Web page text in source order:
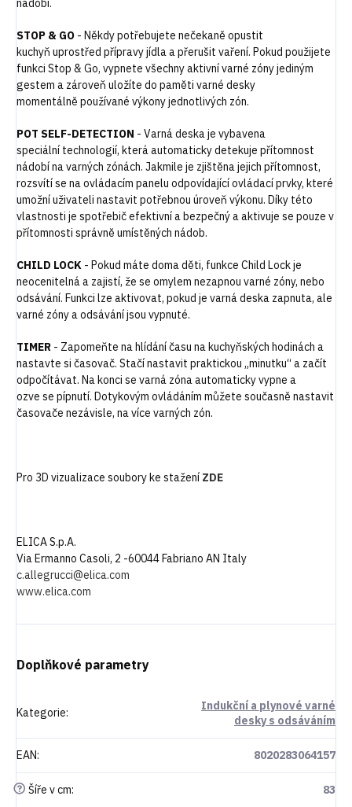
nádobí.
STOP & GO - Někdy potřebujete nečekaně opustit
kuchyň uprostřed přípravy jídla a přerušit vaření. Pokud použijete
funkci Stop & Go, vypnete všechny aktivní varné zóny jediným
gestem a zároveň uložíte do paměti varné desky
momentálně používané výkony jednotlivých zón.
POT SELF-DETECTION - Varná deska je vybavena
speciální technologií, která automaticky detekuje přítomnost
nádobí na varných zónách. Jakmile je zjištěna jejich přítomnost,
rozsvítí se na ovládacím panelu odpovídající ovládací prvky, které
umožní uživateli nastavit potřebnou úroveň výkonu. Díky této
vlastnosti je spotřebič efektivní a bezpečný a aktivuje se pouze v
přítomnosti správně umístěných nádob.
CHILD LOCK - Pokud máte doma děti, funkce Child Lock je
neocenitelná a zajistí, že se omylem nezapnou varné zóny, nebo
odsávání. Funkci lze aktivovat, pokud je varná deska zapnuta, ale
varné zóny a odsávání jsou vypnuté.
TIMER - Zapomeňte na hlídání času na kuchyňských hodinách a
nastavte si časovač. Stačí nastavit praktickou „minutku“ a začít
odpočítávat. Na konci se varná zóna automaticky vypne a
ozve se pípnutí. Dotykovým ovládáním můžete současně nastavit
časovače nezávisle, na více varných zón.
Pro 3D vizualizace soubory ke stažení ZDE
ELICA S.p.A.
Via Ermanno Casoli, 2 -60044 Fabriano AN Italy
c.allegrucci@elica.com
www.elica.com
Doplňkové parametry
Kategorie:
Indukční a plynové varné
desky s odsáváním
EAN: 8020283064157
? Šíře v cm: 83